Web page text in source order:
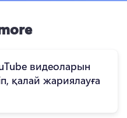
видеоларын
қалай жариялауға